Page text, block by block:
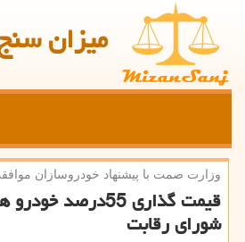
میزان
وزارت صمت با پیشنهاد خودروسازان
قیمت گذاری 55درصد
شورای رقابت